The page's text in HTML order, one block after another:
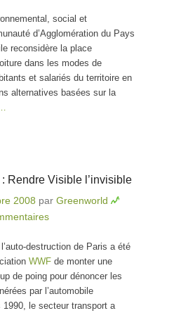
carte de la
social et
d’Agglomération du Pays
reconsidère la place
dans les modes de
et salariés du territoire en
alternatives basées sur la
Rendre Visible l’invisible
2008 par Greenworld
destruction de Paris a été
WWF de monter une
de poing pour dénoncer les
par l’automobile
1990, le secteur transport a